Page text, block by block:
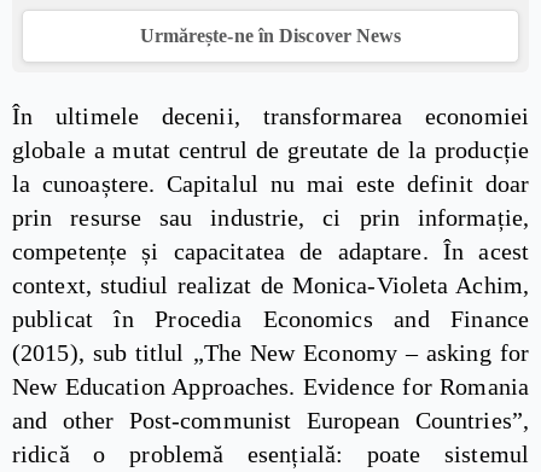
Urmărește-ne în Discover News
În ultimele decenii, transformarea economiei
globale a mutat centrul de greutate de la producție
la cunoaștere. Capitalul nu mai este definit doar
prin resurse sau industrie, ci prin informație,
competențe și capacitatea de adaptare. În acest
context, studiul realizat de Monica-Violeta Achim,
publicat în Procedia Economics and Finance
(2015), sub titlul „The New Economy – asking for
New Education Approaches. Evidence for Romania
and other Post-communist European Countries”,
ridică o problemă esențială: poate sistemul